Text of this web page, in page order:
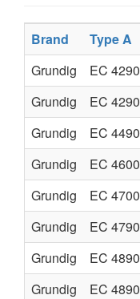
Brand Type A
Grundig
EC 4290
Grundig
EC
Grundig
EC 4490
Grundig
EC 4600
Grundig
EC 4700
Grundig
EC 4790
Grundig
EC 4890
Grundig
EC 4890